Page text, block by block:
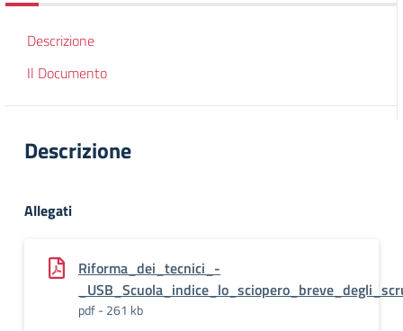
Descrizione
Il Documento
Descrizione
Allegati
Riforma_dei_tecnici_-
pdf - 261 kb